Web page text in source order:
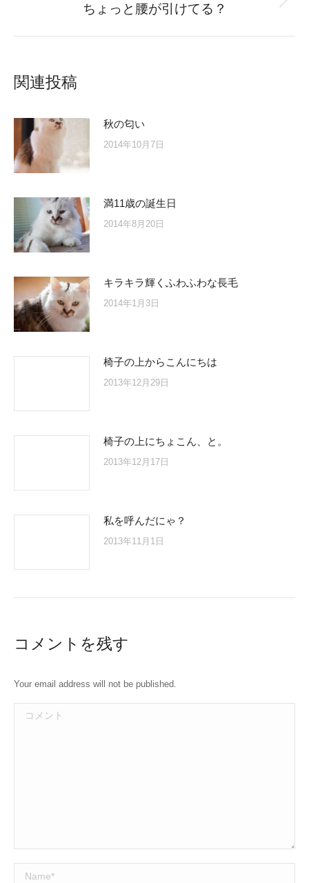
Next
ちょっと腰が引けてる？
関連投稿
秋の匂い
2014年10月7日
満11歳の誕生日
2014年8月20日
キラキラ輝くふわふわな長毛
2014年1月3日
椅子の上からこんにちは
2013年12月29日
椅子の上にちょこん、と。
2013年12月17日
私を呼んだにゃ？
2013年11月1日
コメントを残す
Your email address will not be published.
コメント
Name *